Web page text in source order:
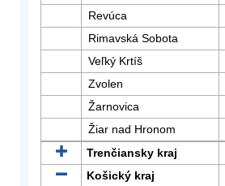
Revúca
Rimavská Sobota
Veľký Krtíš
Zvolen
Žarnovica
Žiar nad Hronom
Trenčiansky kraj
Košický kraj